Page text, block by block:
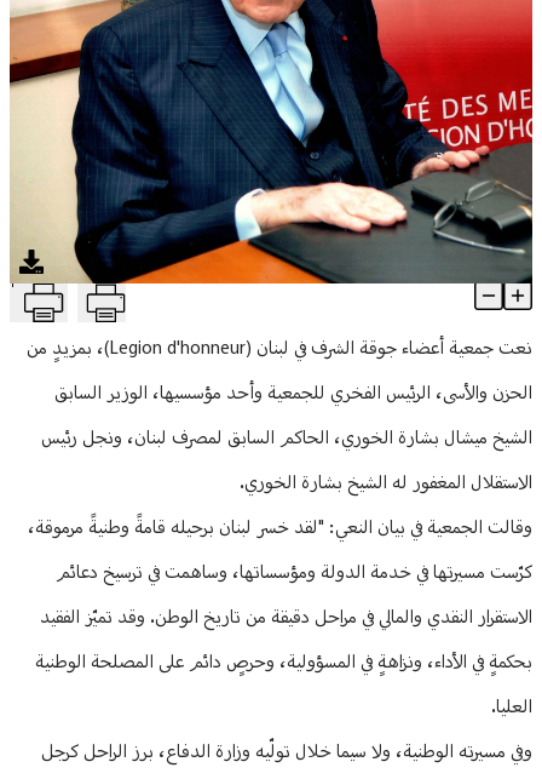
منوعات
جوقة الشرف في لبنان تنعى رئيسها الفخري الشيخ ميشال بشارة T
Article Content
نعت جمعية أعضاء جوقة الشرف في لبنان (Legion d'honneur)، بمزيدٍ من
الحزن والأسى، الرئيس الفخري للجمعية وأحد مؤسسيها، الوزير السابق
الشيخ ميشال بشارة الخوري، الحاكم السابق لمصرف لبنان، ونجل رئيس
الاستقلال المغفور له الشيخ بشارة الخوري.
وقالت الجمعية في بيان النعي: "لقد خسر لبنان برحيله قامةً وطنيةً مرموقة،
كرّست مسيرتها في خدمة الدولة ومؤسساتها، وساهمت في ترسيخ دعائم
الاستقرار النقدي والمالي في مراحل دقيقة من تاريخ الوطن. وقد تميّز الفقيد
بحكمةٍ في الأداء، ونزاهةٍ في المسؤولية، وحرصٍ دائم على المصلحة الوطنية
العليا.
وفي مسيرته الوطنية، ولا سيما خلال تولّيه وزارة الدفاع، برز الراحل كرجل